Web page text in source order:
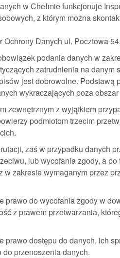
w Chełmie funkcjonuje
z którym można
Danych ul. Pocztowa
podania danych w
zatrudnienia na danym
jest dobrowolne. Podstawą
wykraczających poza
zewnętrznym z wyjątkiem
podmiotom trzecim
zaś w przypadku danych
lub wycofania zgody, a
w zakresie wymaganym przez
prawo do wycofania zgody w
z prawem przetwarzania,
prawo dostępu do danych, ich
przenoszenia danych.